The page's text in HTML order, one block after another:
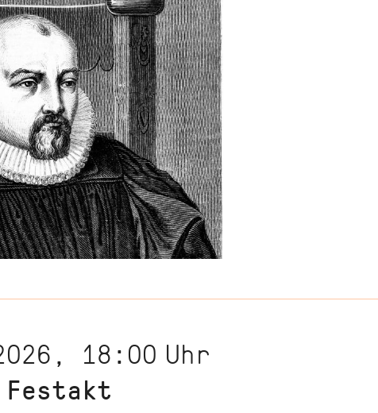
18:00 Uhr